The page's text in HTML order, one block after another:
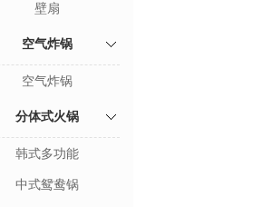
壁扇
空气炸锅
空气炸锅
分体式火锅
韩式多功能
中式鸳鸯锅